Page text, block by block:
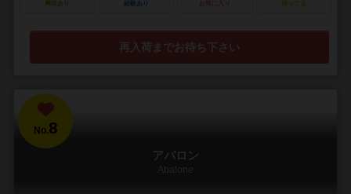
興味あり 経験あり お気に入り 持ってる
再入荷までお待ち下さい
No.8
アバロン
Abalone